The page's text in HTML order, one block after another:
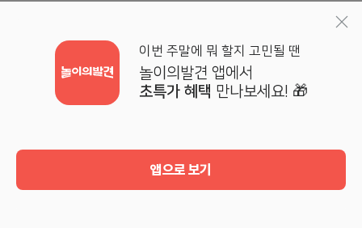
이번 주말에 뭐 할지 고민될 땐
놀이의발견 앱에서
초특가 혜택 만나보세요! 🎁
앱으로 보기